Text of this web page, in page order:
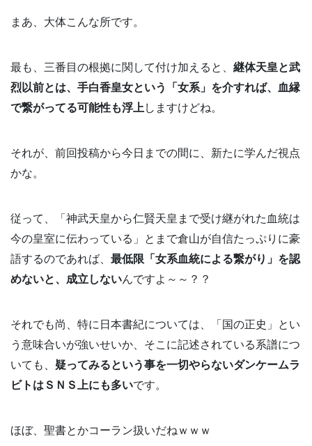
まあ、大体こんな所です。
最も、三番目の根拠に関して付け加えると、 継体天皇と武
烈以前とは、手白香皇女という「女系」を介すれば、血縁
で繋がってる可能性も浮上 しますけどね。
それが、前回投稿から今日までの間に、新たに学んだ視点
かな。
従って、「神武天皇から仁賢天皇まで受け継がれた血統は
今の皇室に伝わっている」とまで倉山が自信たっぷりに豪
語するのであれば、 最低限「女系血統による繋がり」を認
めないと、成立しないんですよ～～？？
それでも尚、特に日本書紀については、「国の正史」とい
う意味合いが強いせいか、そこに記述されている系譜につ
いても、 疑ってみるという事を一切やらないダンケームラ
ビトはＳＮＳ上にも多いです。
ほぼ、聖書とかコーラン扱いだねｗｗｗ